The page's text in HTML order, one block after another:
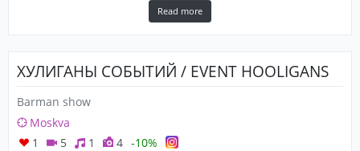
Read more
ХУЛИГАНЫ СОБЫТИЙ / EVENT HOOLIGANS
Barman show
Moskva
1
5 1 4 -10%